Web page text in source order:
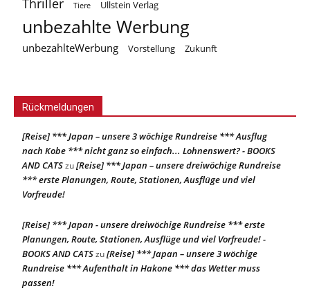
Thriller Tiere Ullstein Verlag
unbezahlte Werbung
unbezahlteWerbung Vorstellung Zukunft
Rückmeldungen
[Reise] *** Japan – unsere 3 wöchige Rundreise *** Ausflug
nach Kobe *** nicht ganz so einfach... Lohnenswert? - BOOKS
AND CATSzu[Reise] *** Japan – unsere dreiwöchige Rundreise
*** erste Planungen, Route, Stationen, Ausflüge und viel
Vorfreude!
[Reise] *** Japan - unsere dreiwöchige Rundreise *** erste
Planungen, Route, Stationen, Ausflüge und viel Vorfreude! -
BOOKS AND CATSzu[Reise] *** Japan – unsere 3 wöchige
Rundreise *** Aufenthalt in Hakone *** das Wetter muss
passen!